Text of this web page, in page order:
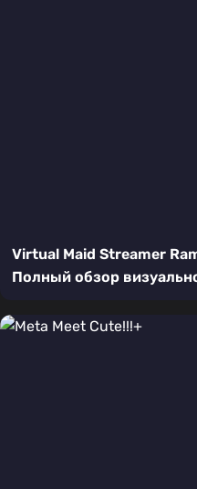
Virtual Maid Streamer
Полный обзор